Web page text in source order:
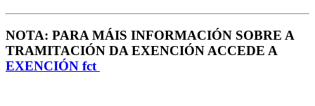
NOTA: PARA MÁIS INFORMACIÓN SOBRE A
TRAMITACIÓN DA EXENCIÓN ACCEDE A
EXENCIÓN fct